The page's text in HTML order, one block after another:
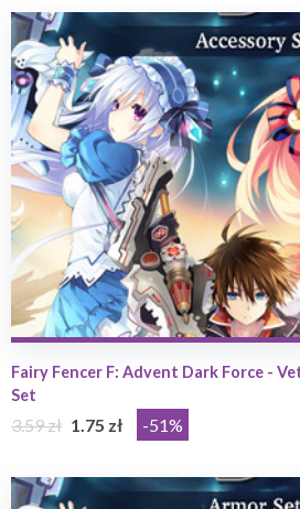
Fairy Fencer F: Advent Dark Force -
Set
3.59 zł 1.75 zł -51%